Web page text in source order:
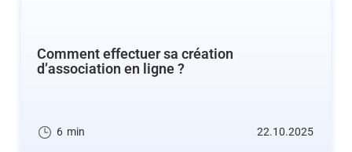
Comment effectuer sa création
d’association en ligne ?
6 min 22.10.2025